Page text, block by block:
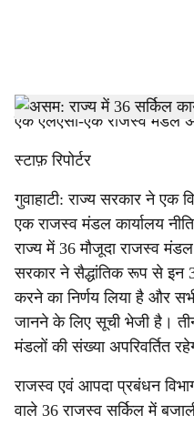
h
a
r
e
एक एलएसी-एक राजस्व मंडल
स्टाफ़ रिपोर्टर
गुवाहाटी: राज्य सरकार ने एक
एक राजस्व मंडल कार्यालय
राज्य में 36 मौजूदा राजस्व
सरकार ने सैद्धांतिक रूप से इन
करने का निर्णय लिया है और
जानने के लिए सूची भेजी है।
मंडलों की संख्या अपरिवर्तित
राजस्व एवं आपदा प्रबंधन
वाले 36 राजस्व सर्किल में